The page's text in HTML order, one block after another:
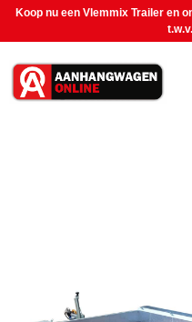
Koop nu een Vlemmix Trailer en